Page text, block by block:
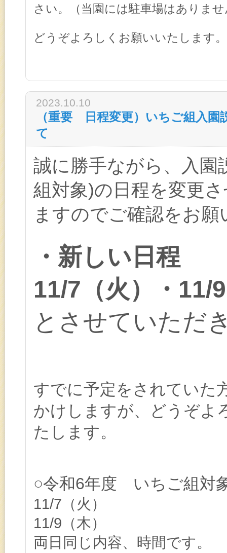
さい。（当園には駐車場はありま
どうぞよろしくお願いいたします。
2023.10.10
（重要 日程変更）いちご組入園
て
誠に勝手ながら、入園
組対象)の日程を変更
ますのでご確認をお願
・新しい日程
11/7（火）・11/
とさせていただ
すでに予定をされていた
かけしますが、どうぞよ
たします。
○令和6年度 いちご組対
11/7（火）
11/9（木）
両日同じ内容、時間です。